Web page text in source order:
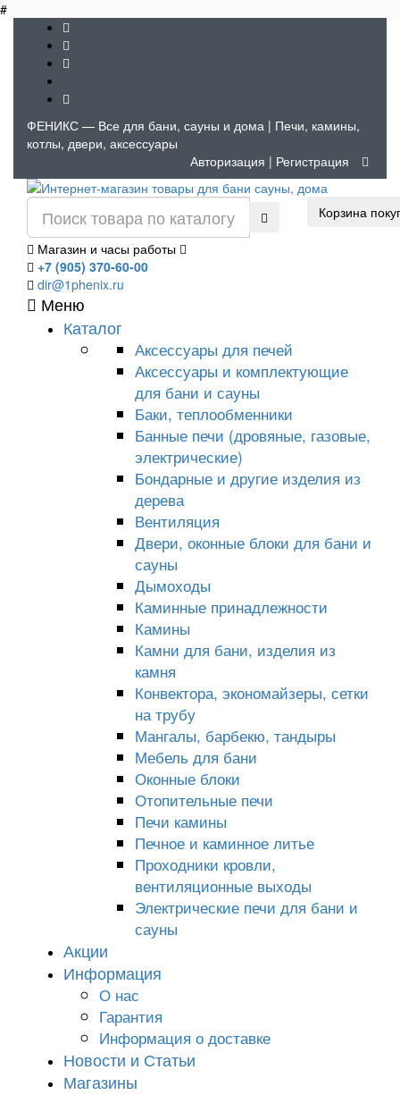
#
ФЕНИКС — Все для бани, сауны и дома | Печи, камины,
котлы, двери, аксессуары
Авторизация | Регистрация
Магазин и часы работы
+7 (905) 370-60-00
dir@1phenix.ru
Корзина
Меню
Каталог
Аксессуары для печей
Аксессуары и комплектующие
для бани и сауны
Баки, теплообменники
Банные печи (дровяные, газовые,
электрические)
Бондарные и другие изделия из
дерева
Вентиляция
Двери, оконные блоки для бани и
сауны
Дымоходы
Каминные принадлежности
Камины
Камни для бани, изделия из
камня
Конвектора, экономайзеры, сетки
на трубу
Мангалы, барбекю, тандыры
Мебель для бани
Оконные блоки
Отопительные печи
Печи камины
Печное и каминное литье
Проходники кровли,
вeнтиляционные выходы
Электрические печи для бани и
сауны
Акции
Информация
О нас
Гарантия
Информация о доставке
Новости и Статьи
Магазины